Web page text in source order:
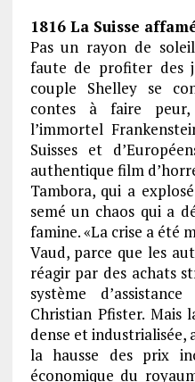
1816 La Suisse
Pas un rayon de
faute de profiter des
couple Shelley se
contes à faire
l’immortel
Suisses et
authentique film
Tambora, qui a
semé un chaos qui a
famine. «La crise a été
Vaud, parce que les
réagir par des achats
système
Christian Pfister. Mais
dense et
la hausse des prix
économique du